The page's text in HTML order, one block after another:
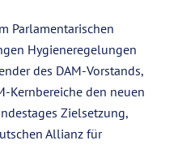
Parlamentarischen
Hygieneregelungen
des DAM-Vorstands,
Kernbereiche den neuen
Zielsetzung,
Allianz für